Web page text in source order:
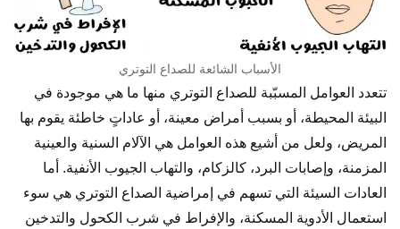
الأسباب الشائعة للصداع التوتري
تتعدد العوامل المسبّبة للصداع التوتري منها ما هي موجودة في
البيئة المحيطة، أو بسبب أمراض معينة، أو عاداتٍ خاطئة يقوم بها
المريض، ولعل من أشيع هذه العوامل هي الآلام السنية والعينية
المزمنة، وإصابات البرد، كالزكام، والتهاب الجيوب الأنفية. أما
العادات السيئة التي تسهم في إمراضية الصداع التوتري هي سوء
استعمال الأدوية المسكنة، والإفراط في شرب الكحول والتدخين